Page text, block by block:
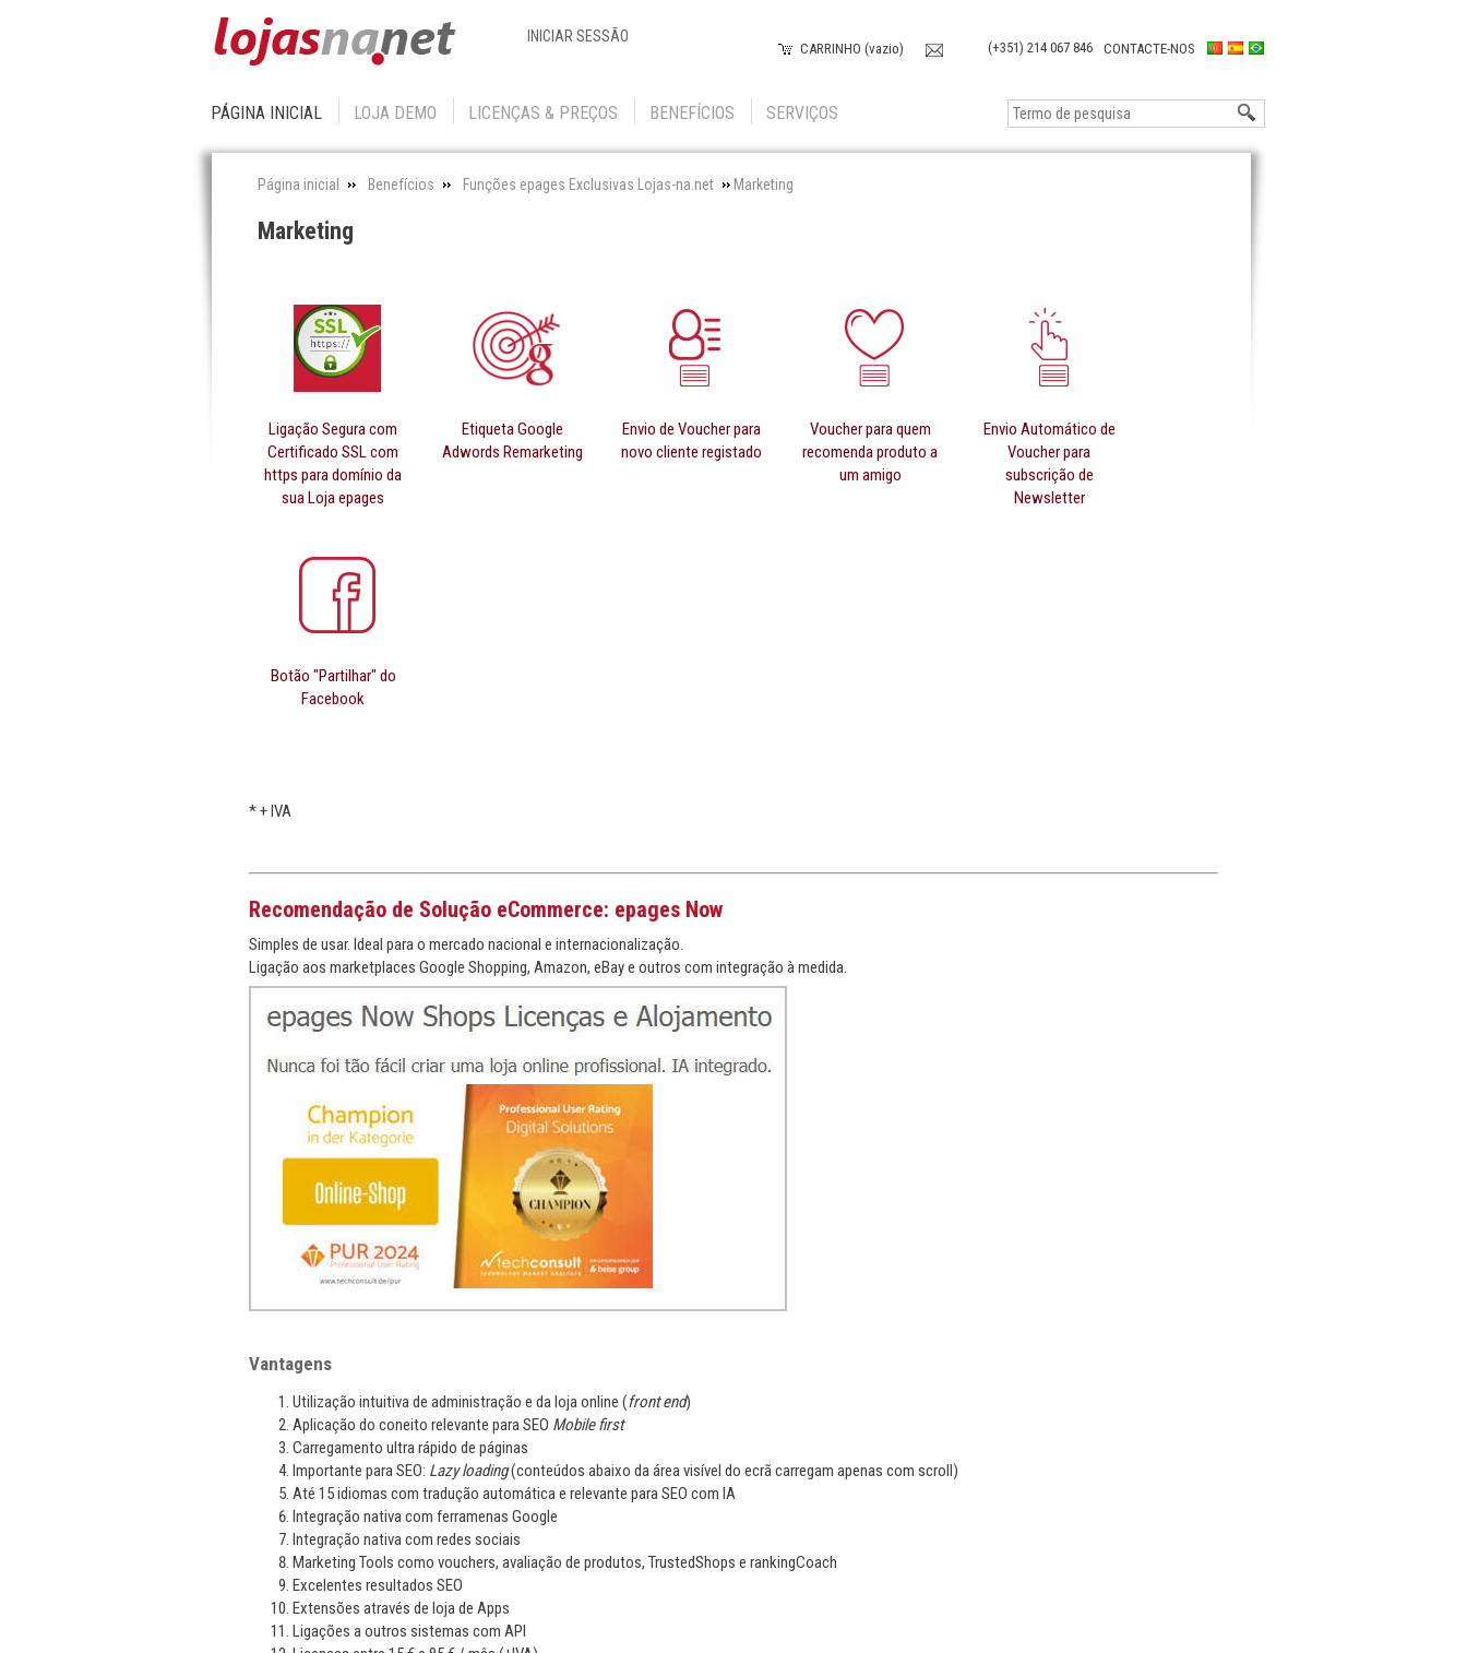
INICIAR SESSÃO
CARRINHO (vazio) (+351) 214 067 846 CONTACTE-NOS
PÁGINA INICIAL LOJA DEMO LICENÇAS & PREÇOS BENEFÍCIOS SERVIÇOS
Página inicial Benefícios Funções epages Exclusivas Lojas-na.net Marketing
Marketing
Ligação Segura com
Certificado SSL com
https para domínio da
sua Loja epages
Etiqueta Google
Adwords Remarketing
Envio de Voucher para
novo cliente registado
Voucher para quem
recomenda produto a
um amigo
Envio Automático de
Voucher para
subscrição de
Newsletter
Botão "Partilhar" do
Facebook
*+ IVA
Recomendação de Solução eCommerce: epages Now
Simples de usar. Ideal para o mercado nacional e internacionalização.
Ligação aos marketplaces Google Shopping, Amazon, eBay e outros com integração à medida.
Vantagens
Utilização intuitiva de administração e da loja online (front end)
Aplicação do coneito relevante para SEO Mobile first
Carregamento ultra rápido de páginas
Importante para SEO: Lazy loading(conteúdos abaixo da área visível do ecrã carregam apenas com scroll)
Até 15 idiomas com tradução automática e relevante para SEO com IA
Integração nativa com ferramenas Google
Integração nativa com redes sociais
Marketing Tools como vouchers, avaliação de produtos, TrustedShops e rankingCoach
Excelentes resultados SEO
Extensões através de loja de Apps
Ligações a outros sistemas com API